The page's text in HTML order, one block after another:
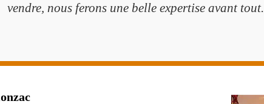
vendre, nous ferons une belle expertise avant tout.